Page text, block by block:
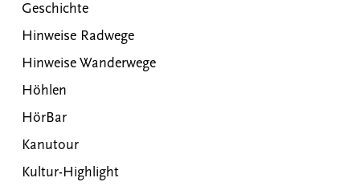
Geschichte
Hinweise Radwege
Hinweise Wanderwege
Höhlen
HörBar
Kanutour
Kultur-Highlight